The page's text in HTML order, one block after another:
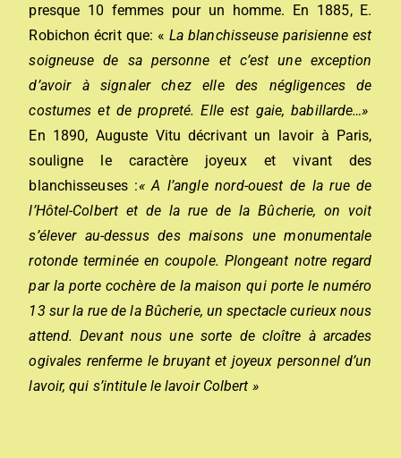
presque 10 femmes pour un homme. En 1885, E.
Robichon écrit que: « La blanchisseuse parisienne est
soigneuse de sa personne et c’est une exception
d’avoir à signaler chez elle des négligences de
costumes et de propreté. Elle est gaie, babillarde…»
En 1890, Auguste Vitu décrivant un lavoir à Paris,
souligne le caractère joyeux et vivant des
blanchisseuses :« A l’angle nord-ouest de la rue de
l’Hôtel-Colbert et de la rue de la Bûcherie, on voit
s’élever au-dessus des maisons une monumentale
rotonde terminée en coupole. Plongeant notre regard
par la porte cochère de la maison qui porte le numéro
13 sur la rue de la Bûcherie, un spectacle curieux nous
attend. Devant nous une sorte de cloître à arcades
ogivales renferme le bruyant et joyeux personnel d’un
lavoir, qui s’intitule le lavoir Colbert »